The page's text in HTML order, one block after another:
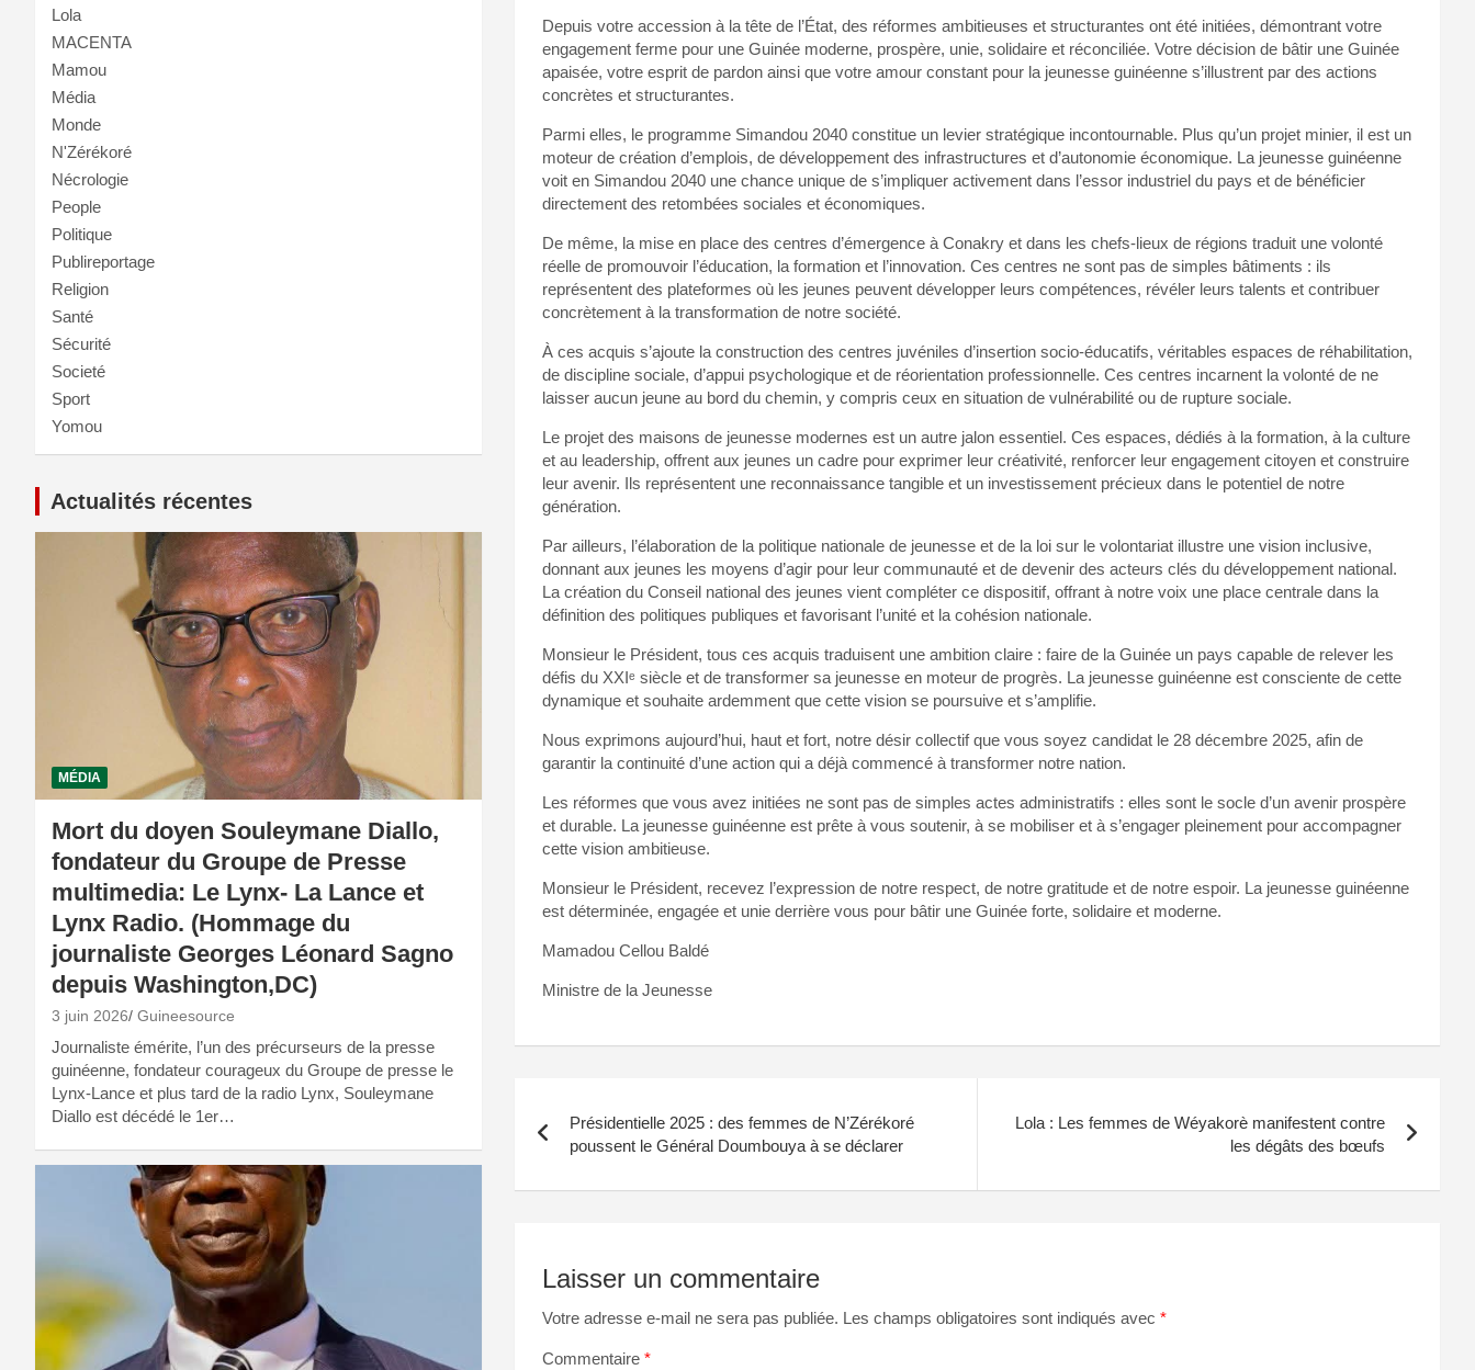
Depuis votre accession à la tête de l’État, des réformes ambitieuses et structurantes ont été initiées, démontrant votre
engagement ferme pour une Guinée moderne, prospère, unie, solidaire et réconciliée. Votre décision de bâtir une Guinée
apaisée, votre esprit de pardon ainsi que votre amour constant pour la jeunesse guinéenne s’illustrent par des actions
concrètes et structurantes.
Parmi elles, le programme Simandou 2040 constitue un levier stratégique incontournable. Plus qu’un projet minier, il est un
moteur de création d’emplois, de développement des infrastructures et d’autonomie économique. La jeunesse guinéenne
voit en Simandou 2040 une chance unique de s’impliquer activement dans l’essor industriel du pays et de bénéficier
directement des retombées sociales et économiques.
De même, la mise en place des centres d’émergence à Conakry et dans les chefs-lieux de régions traduit une volonté
réelle de promouvoir l’éducation, la formation et l’innovation. Ces centres ne sont pas de simples bâtiments : ils
représentent des plateformes où les jeunes peuvent développer leurs compétences, révéler leurs talents et contribuer
concrètement à la transformation de notre société.
À ces acquis s’ajoute la construction des centres juvéniles d’insertion socio-éducatifs, véritables espaces de réhabilitation,
de discipline sociale, d’appui psychologique et de réorientation professionnelle. Ces centres incarnent la volonté de ne
laisser aucun jeune au bord du chemin, y compris ceux en situation de vulnérabilité ou de rupture sociale.
Le projet des maisons de jeunesse modernes est un autre jalon essentiel. Ces espaces, dédiés à la formation, à la culture
et au leadership, offrent aux jeunes un cadre pour exprimer leur créativité, renforcer leur engagement citoyen et construire
leur avenir. Ils représentent une reconnaissance tangible et un investissement précieux dans le potentiel de notre
génération.
Par ailleurs, l’élaboration de la politique nationale de jeunesse et de la loi sur le volontariat illustre une vision inclusive,
donnant aux jeunes les moyens d’agir pour leur communauté et de devenir des acteurs clés du développement national.
La création du Conseil national des jeunes vient compléter ce dispositif, offrant à notre voix une place centrale dans la
définition des politiques publiques et favorisant l’unité et la cohésion nationale.
Monsieur le Président, tous ces acquis traduisent une ambition claire : faire de la Guinée un pays capable de relever les
défis du XXIᵉ siècle et de transformer sa jeunesse en moteur de progrès. La jeunesse guinéenne est consciente de cette
dynamique et souhaite ardemment que cette vision se poursuive et s’amplifie.
Nous exprimons aujourd’hui, haut et fort, notre désir collectif que vous soyez candidat le 28 décembre 2025, afin de
garantir la continuité d’une action qui a déjà commencé à transformer notre nation.
Les réformes que vous avez initiées ne sont pas de simples actes administratifs : elles sont le socle d’un avenir prospère
et durable. La jeunesse guinéenne est prête à vous soutenir, à se mobiliser et à s’engager pleinement pour accompagner
cette vision ambitieuse.
Monsieur le Président, recevez l’expression de notre respect, de notre gratitude et de notre espoir. La jeunesse guinéenne
est déterminée, engagée et unie derrière vous pour bâtir une Guinée forte, solidaire et moderne.
Mamadou Cellou Baldé
Ministre de la Jeunesse
de
l’article
Présidentielle 2025 : des femmes de N’Zérékoré
poussent le Général Doumbouya à se déclarer
Lola : Les femmes de Wéyakorè manifestent contre
les dégâts des bœufs
Laisser un commentaire
Votre adresse e-mail ne sera pas publiée. Les champs obligatoires sont indiqués avec *
Commentaire *
Lola
MACENTA
Mamou
Média
Monde
N'Zérékoré
Nécrologie
People
Politique
Publireportage
Religion
Santé
Sécurité
Societé
Sport
Yomou
Actualités récentes
MÉDIA
Mort du doyen Souleymane Diallo,
fondateur du Groupe de Presse
multimedia: Le Lynx- La Lance et
Lynx Radio. (Hommage du
journaliste Georges Léonard Sagno
depuis Washington,DC)
3 juin 2026 Guineesource
Journaliste émérite, l’un des précurseurs de la presse
guinéenne, fondateur courageux du Groupe de presse le
Lynx-Lance et plus tard de la radio Lynx, Souleymane
Diallo est décédé le 1er…